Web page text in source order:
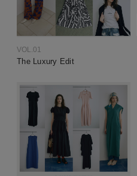
VOL.01
The Luxury Edit